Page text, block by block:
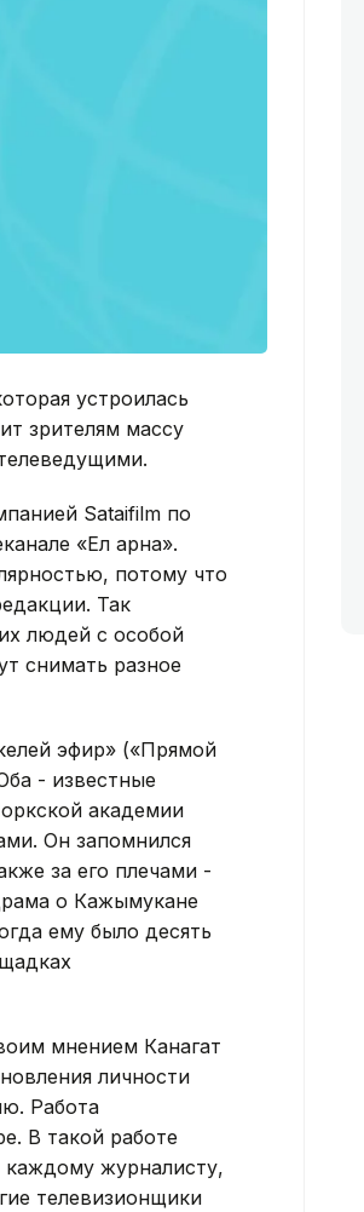
устроилась
зрителям массу
Sataifilm по
«Ел арна».
потому что
Так
людей с особой
снимать разное
эфир» («Прямой
- известные
академии
Он запомнился
за его плечами -
о Кажымукане
ему было десять
мнением Канагат
личности
Работа
В такой работе
каждому журналисту,
телевизионщики